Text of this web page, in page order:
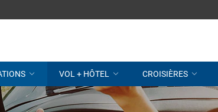
VOL + HÔTEL CROISIÈRES